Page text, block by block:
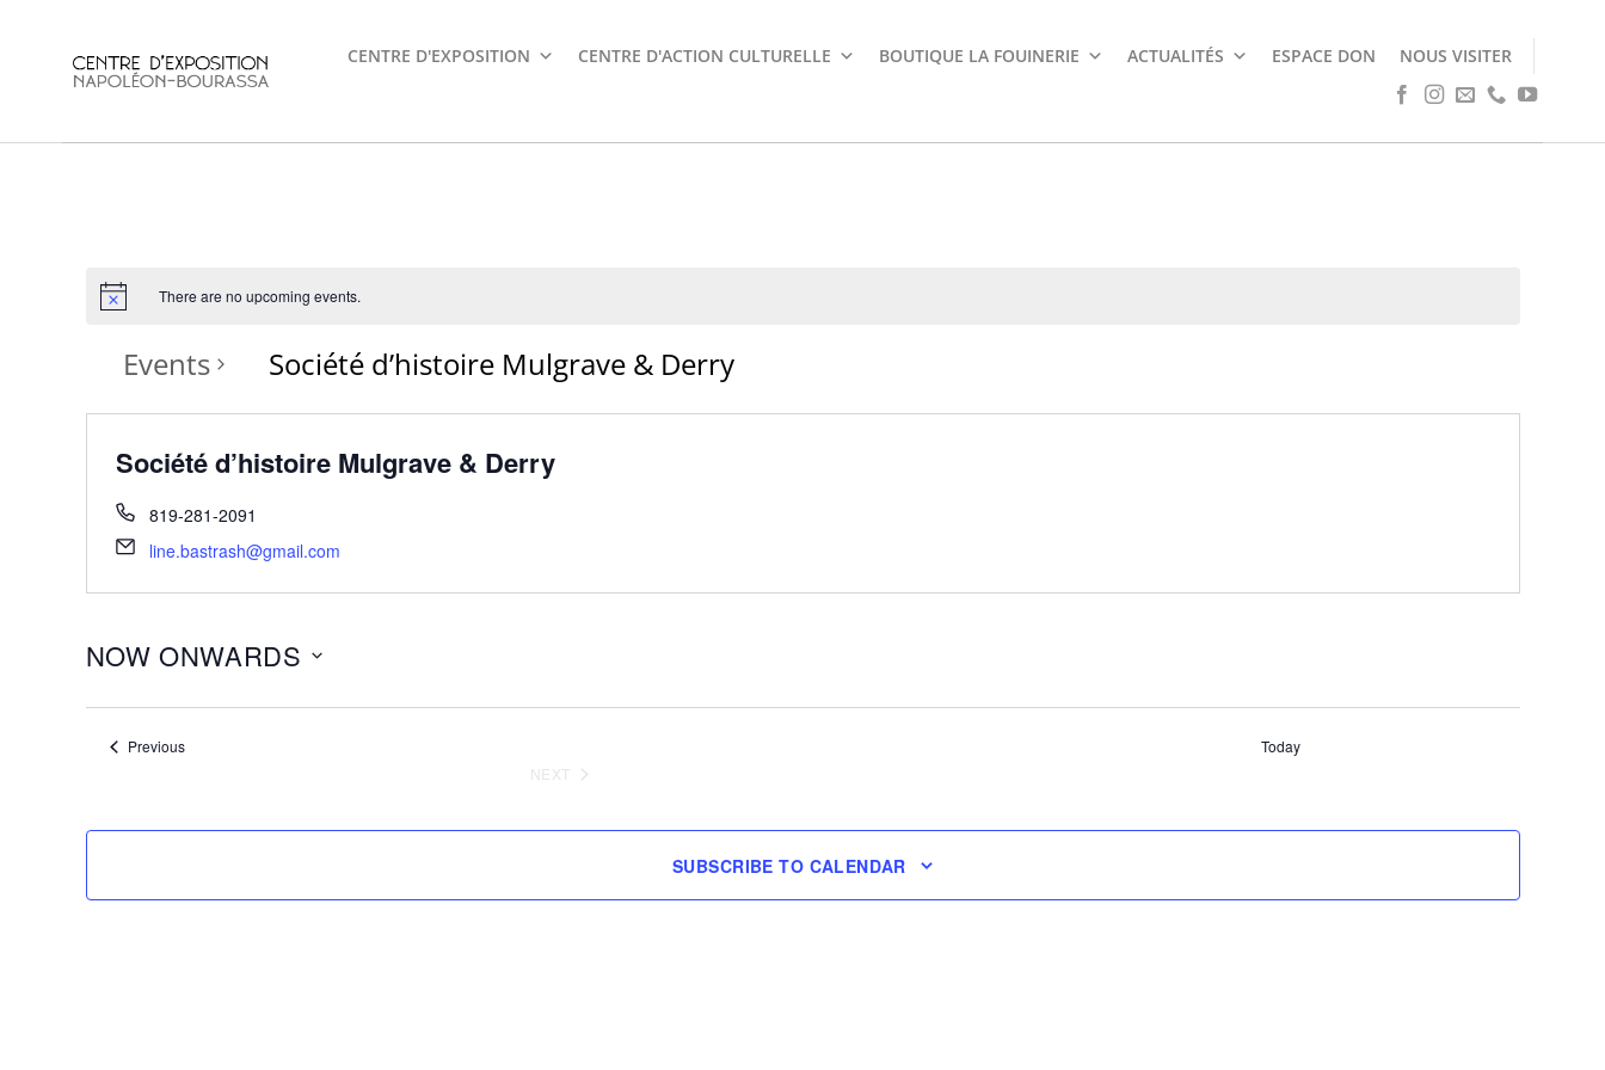
CENTRE D'EXPOSITION CENTRE D'ACTION CULTURELLE BOUTIQUE LA FOUINERIE ACTUALITÉS ESPACE DON NOUS VISITER
There are no upcoming events.
Events Société d’histoire Mulgrave & Derry
Société d’histoire Mulgrave & Derry
819-281-2091
line.bastrash@gmail.com
NOW ONWARDS
PreviousEvents
Today
NEXT
SUBSCRIBE TO CALENDAR